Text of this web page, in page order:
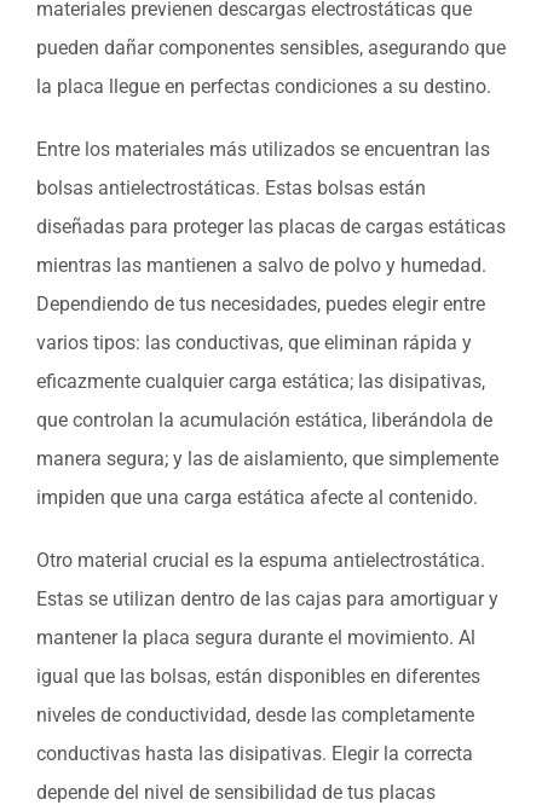
materiales previenen descargas electrostáticas que
pueden dañar componentes sensibles, asegurando que
la placa llegue en perfectas condiciones a su destino.
Entre los materiales más utilizados se encuentran las
bolsas antielectrostáticas. Estas bolsas están
diseñadas para proteger las placas de cargas estáticas
mientras las mantienen a salvo de polvo y humedad.
Dependiendo de tus necesidades, puedes elegir entre
varios tipos: las conductivas, que eliminan rápida y
eficazmente cualquier carga estática; las disipativas,
que controlan la acumulación estática, liberándola de
manera segura; y las de aislamiento, que simplemente
impiden que una carga estática afecte al contenido.
Otro material crucial es la espuma antielectrostática.
Estas se utilizan dentro de las cajas para amortiguar y
mantener la placa segura durante el movimiento. Al
igual que las bolsas, están disponibles en diferentes
niveles de conductividad, desde las completamente
conductivas hasta las disipativas. Elegir la correcta
depende del nivel de sensibilidad de tus placas